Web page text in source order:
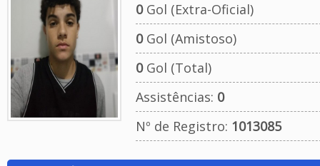
0Gol (Extra-Oficial)
0Gol (Amistoso)
0Gol (Total)
Assistências: 0
Nº de Registro: 1013085